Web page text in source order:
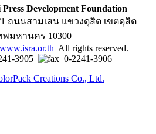
Development Foundation
ถนนสามเสน แขวงดุสิต เขตดุสิต
พมหานคร 10300
www.isra.or.th All rights reserved.
3905
0-2241-3906
Creations Co., Ltd.